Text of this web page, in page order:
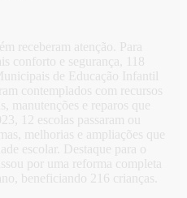
receberam atenção. Para
conforto e segurança, 118
de Educação Infantil
contemplados com recursos
manutenções e reparos que
12 escolas passaram ou
melhorias e ampliações que
escolar. Destaque para o
por uma reforma completa
beneficiando 216 crianças.